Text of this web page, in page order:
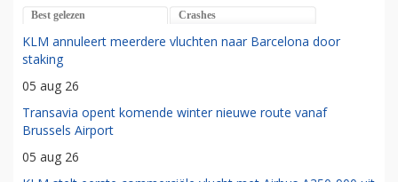
Best gelezen Crashes
KLM annuleert meerdere vluchten naar Barcelona door
staking
05 aug 26
Transavia opent komende winter nieuwe route vanaf
Brussels Airport
05 aug 26